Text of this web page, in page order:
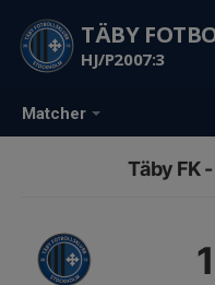
Matcher
TÄBY
HJ/P2007:3
Täby FK